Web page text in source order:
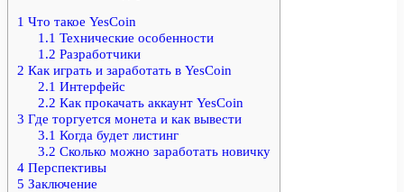
1 Что такое YesCoin
1.1 Технические особенности
1.2 Разработчики
2 Как играть и заработать в YesCoin
2.1 Интерфейс
2.2 Как прокачать аккаунт YesCoin
3 Где торгуется монета и как вывести
3.1 Когда будет листинг
3.2 Сколько можно заработать новичку
4 Перспективы
5 Заключение